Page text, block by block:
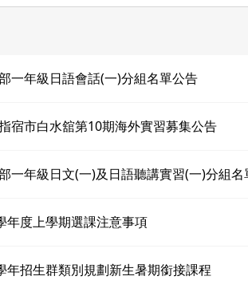
一年級日語會話(一)分組名單公告
宿市白水舘第10期海外實習募集公告
一年級日文(一)及日語聽講實習(一)分組名
年度上學期選課注意事項
年招生群類別規劃新生暑期銜接課程